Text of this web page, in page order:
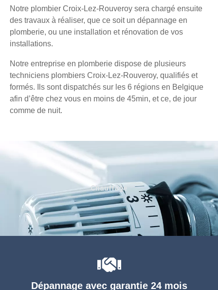
Notre plombier Croix-Lez-Rouveroy sera chargé ensuite
des travaux à réaliser, que ce soit un dépannage en
plomberie, ou une installation et rénovation de vos
installations.
Notre entreprise en plomberie dispose de plusieurs
techniciens plombiers Croix-Lez-Rouveroy, qualifiés et
formés. Ils sont dispatchés sur les 6 régions en Belgique
afin d’être chez vous en moins de 45min, et ce, de jour
comme de nuit.
Dépannage avec garantie 24 mois
Chauffage